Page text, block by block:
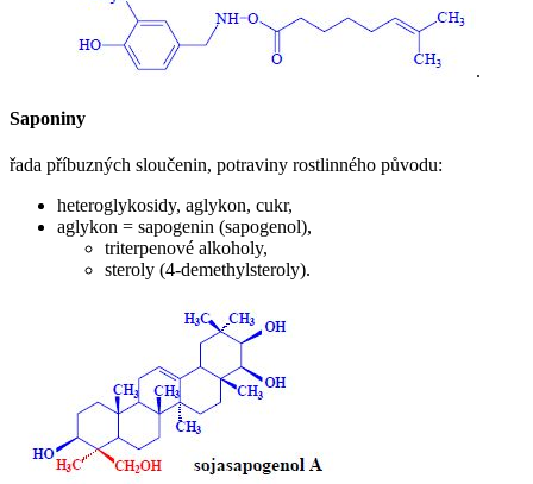
.
Saponiny
řada příbuzných sloučenin, potraviny rostlinného původu:
heteroglykosidy, aglykon, cukr,
aglykon = sapogenin (sapogenol),
triterpenové alkoholy,
steroly (4-demethylsteroly).